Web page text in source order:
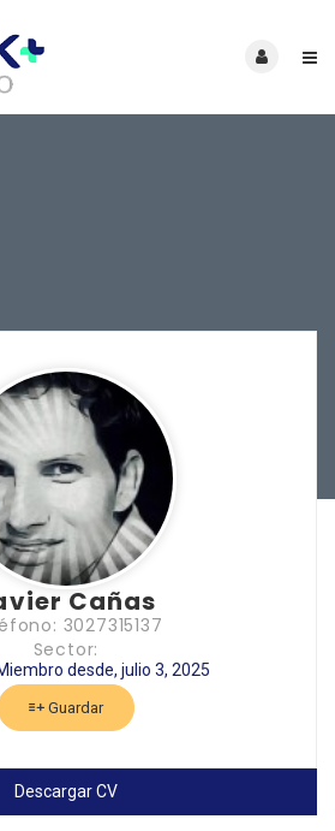
Cañas
3027315137
Sector:
desde, julio 3, 2025
Guardar
Descargar CV